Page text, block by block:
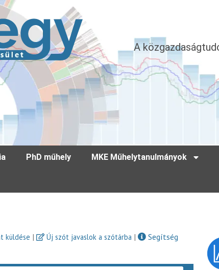
A
PhD műhely MKE Műhelytanulmányok
küldése | Új szót javaslok a szótárba |
Segítség